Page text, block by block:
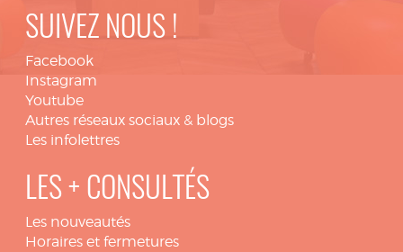
SUIVEZ NOUS !
Facebook
Instagram
Youtube
Autres réseaux sociaux & blogs
Les infolettres
LES + CONSULTÉS
Les nouveautés
Horaires et fermetures